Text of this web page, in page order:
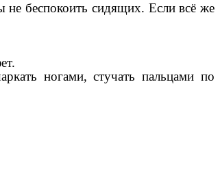
не беспокоить сидящих. Если всё же
ногами, стучать пальцами по